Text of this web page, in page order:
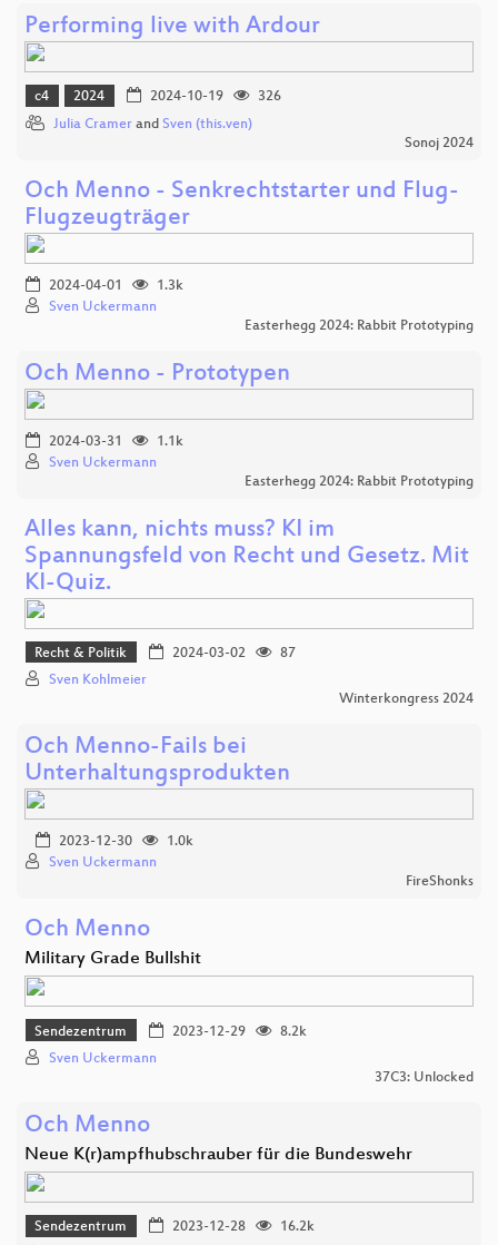
Performing live with Ardour
c4 2024 2024-10-19
326
Julia Cramer and Sven (this.ven)
Sonoj 2024
Och Menno - Senkrechtstarter und Flug-
Flugzeugträger
2024-04-01
1.3k
Sven Uckermann
Easterhegg 2024: Rabbit Prototyping
Och Menno - Prototypen
2024-03-31
1.1k
Sven Uckermann
Easterhegg 2024: Rabbit Prototyping
Alles kann, nichts muss? KI im
Spannungsfeld von Recht und Gesetz. Mit
KI-Quiz.
Recht & Politik 2024-03-02
87
Sven Kohlmeier
Winterkongress 2024
Och Menno-Fails bei
Unterhaltungsprodukten
2023-12-30
1.0k
Sven Uckermann
FireShonks
Och Menno
Military Grade Bullshit
Sendezentrum 2023-12-29
8.2k
Sven Uckermann
37C3: Unlocked
Och Menno
Neue K(r)ampfhubschrauber für die Bundeswehr
Sendezentrum 2023-12-28
16.2k